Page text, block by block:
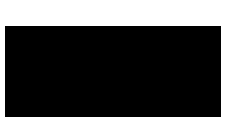
1er」などな